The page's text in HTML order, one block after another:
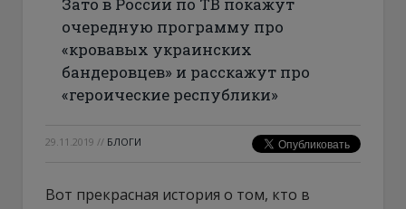
очередную программу про
«кровавых украинских
бандеровцев» и расскажут про
«героические республики»
29.11.2019 // БЛОГИ
Вот прекрасная история о том, кто в